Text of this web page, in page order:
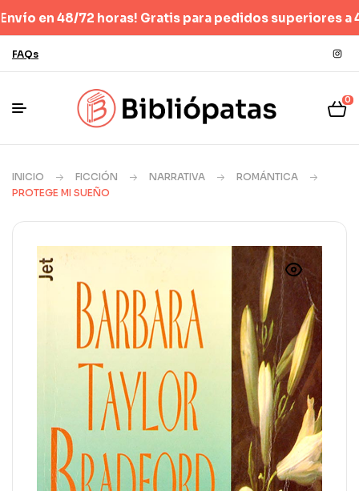
48/72 horas! Gratis para pedidos superiores a 40 €
FAQs
0
INICIO FICCIÓN NARRATIVA
ROMÁNTICA
PROTEGE MI SUEÑO